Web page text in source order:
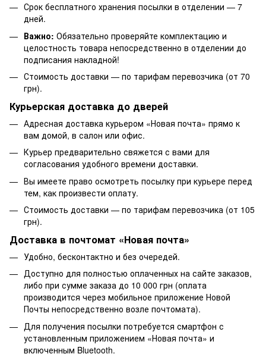
Срок бесплатного хранения посылки в отделении — 7
дней.
Важно: Обязательно проверяйте комплектацию и
целостность товара непосредственно в отделении до
подписания накладной!
Стоимость доставки — по тарифам перевозчика (от 70
грн).
Курьерская доставка до дверей
Адресная доставка курьером «Новая почта» прямо к
вам домой, в салон или офис.
Курьер предварительно свяжется с вами для
согласования удобного времени доставки.
Вы имеете право осмотреть посылку при курьере перед
тем, как произвести оплату.
Стоимость доставки — по тарифам перевозчика (от 105
грн).
Доставка в почтомат «Новая почта»
Удобно, бесконтактно и без очередей.
Доступно для полностью оплаченных на сайте заказов,
либо при сумме заказа до 10 000 грн (оплата
производится через мобильное приложение Новой
Почты непосредственно возле почтомата).
Для получения посылки потребуется смартфон с
установленным приложением «Новая почта» и
включенным Bluetooth.